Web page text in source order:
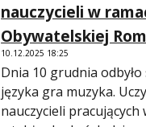
nauczycieli w
Obywatelskiej
10.12.2025 18:25
Dnia 10 grudnia
języka gra muzyka.
nauczycieli